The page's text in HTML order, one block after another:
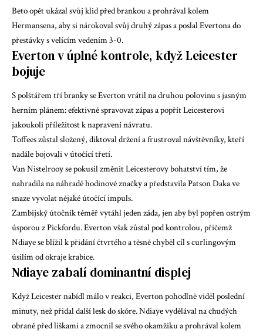
Beto opět ukázal svůj klid před brankou a prohrával kolem
Hermansena, aby si nárokoval svůj druhý zápas a poslal Evertona do
přestávky s velícím vedením 3-0.
Everton v úplné kontrole, když Leicester
bojuje
S polštářem tří branky se Everton vrátil na druhou polovinu s jasným
herním plánem: efektivně spravovat zápas a popřít Leicesterovi
jakoukoli příležitost k napravení návratu.
Toffees zůstal složený, diktoval držení a frustroval návštěvníky, kteří
nadále bojovali v útočící třetí.
Van Nistelrooy se pokusil změnit Leicesterovy bohatství tím, že
nahradila na náhradě hodinové značky a představila Patson Daka ve
snaze vyvolat nějaké útočící impuls.
Zambijský útočník téměř vytáhl jeden záda, jen aby byl popřen ostrým
úsporou z Pickfordu. Everton však zůstal pod kontrolou, přičemž
Ndiaye se blížil k přidání čtvrtého a těsně chyběl cíl s curlingovým
úsilím od okraje krabice.
Ndiaye zabalí dominantní displej
Když Leicester nabídl málo v reakci, Everton pohodlně viděl poslední
minuty, než přidal další lesk do skóre. Ndiaye vydělával na chudých
obraně před liškami a zmocnil se svého okamžiku a prohrával kolem